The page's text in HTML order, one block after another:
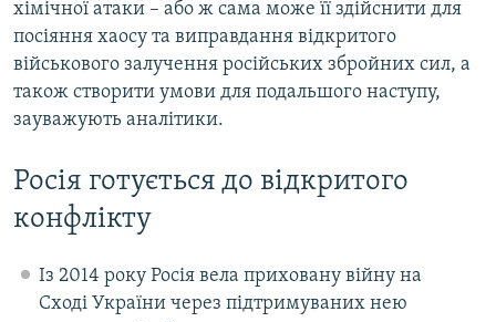
хімічної атаки – або ж сама може її здійснити для
посіяння хаосу та виправдання відкритого
військового залучення російських збройних сил, а
також створити умови для подальшого наступу,
зауважують аналітики.
Росія готується до відкритого
конфлікту
Із 2014 року Росія вела приховану війну на
Сході України через підтримуваних нею